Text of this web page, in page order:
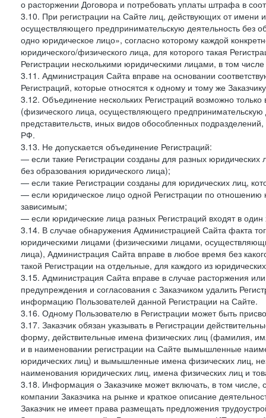
о расторжении Договора и потребовать уплаты штрафа в
3.10. При регистрации на Сайте лиц, действующих от имени
осуществляющего предпринимательскую деятельность без
одно юридическое лицо», согласно которому каждой
юридического/физического лица, для которого такая
Регистрации несколькими юридическими лицами, в том
3.11. Администрация Сайта вправе на основании
Регистраций, которые относятся к одному и тому же
3.12. Объединение нескольких Регистраций возможно
(физического лица, осуществляющего
представительств, иных видов обособленных
РФ.
3.13. Не допускается объединение Регистраций:
— если такие Регистрации созданы для разных
без образования юридического лица);
— если такие Регистрации созданы для юридических лиц,
— если юридическое лицо одной Регистрации по отношению
зависимым;
— если юридические лица разных Регистраций входят в
3.14. В случае обнаружения Администрацией Сайта факта
юридическими лицами (физическими лицами,
лица), Администрация Сайта вправе в любое время без
такой Регистрации на отдельные, для каждого из
3.15. Администрация Сайта вправе в случае расторжения
предупреждения и согласования с Заказчиком удалить
информацию Пользователей данной Регистрации на Сайте.
3.16. Одному Пользователю в Регистрации может быть
3.17. Заказчик обязан указывать в Регистрации
форму, действительные имена физических лиц (фамилия,
и в наименовании регистрации на Сайте вымышленные
юридических лиц) и вымышленные имена физических лиц,
наименования юридических лиц, имена физических лиц и
3.18. Информация о Заказчике может включать, в том
компании Заказчика на рынке и краткое описание
Заказчик не имеет права размещать предложения